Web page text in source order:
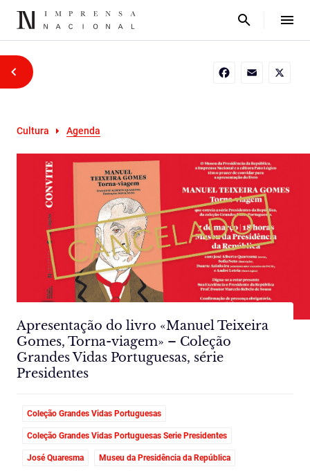
Cultura Agenda
Apresentação do livro «Manuel Teixeira
Gomes, Torna-viagem» – Coleção
Grandes Vidas Portuguesas, série
Presidentes
Coleção Grandes Vidas Portuguesas
Coleção Grandes Vidas Portuguesas Serie Presidentes
José Quaresma Museu da Presidência da República